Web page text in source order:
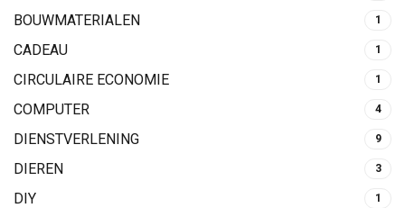
BOUWMATERIALEN 1
CADEAU 1
CIRCULAIRE ECONOMIE 1
COMPUTER 4
DIENSTVERLENING 9
DIEREN 3
DIY 1